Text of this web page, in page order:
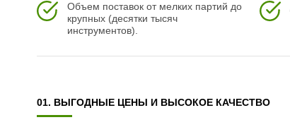
Объем поставок от мелких партий до
крупных (десятки тысяч
инструментов).
01. ВЫГОДНЫЕ ЦЕНЫ И ВЫСОКОЕ КАЧЕСТВО